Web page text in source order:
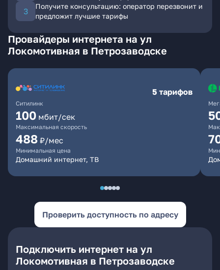
Получите консультацию: оператор перезвонит и
предложит лучшие тарифы
Провайдеры интернета на ул
Локомотивная в Петрозаводске
Ситилинк
5 тарифов
100 мбит/сек
Максимальная скорость
488 ₽/мес
Минимальная цена
Домашний интернет, ТВ
Проверить доступность по адресу
Подключить интернет на ул
Локомотивная в Петрозаводске